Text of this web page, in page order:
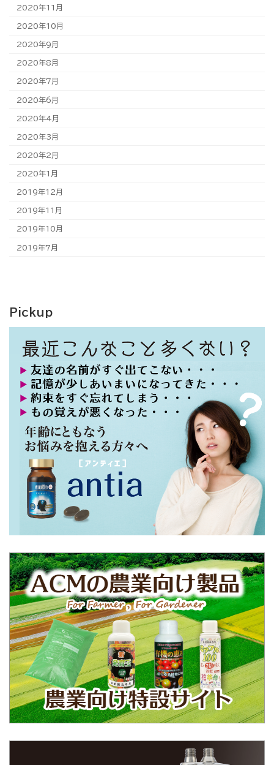
2020年11月
2020年10月
2020年9月
2020年8月
2020年7月
2020年6月
2020年4月
2020年3月
2020年2月
2020年1月
2019年12月
2019年11月
2019年10月
2019年7月
Pickup